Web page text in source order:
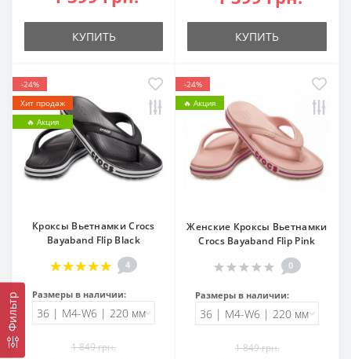
Фильтр
КУПИТЬ КУПИТЬ
-24%
Хит продаж
🔥 Акция
Кроксы Вьетнамки Crocs
Bayaband Flip Black
4
Размеры в наличии:
1 849 грн.
-24%
🔥 Акция
Женские Кроксы Вьетнамки
Crocs Bayaband Flip Pink
0
Размеры в наличии:
1 849 грн.